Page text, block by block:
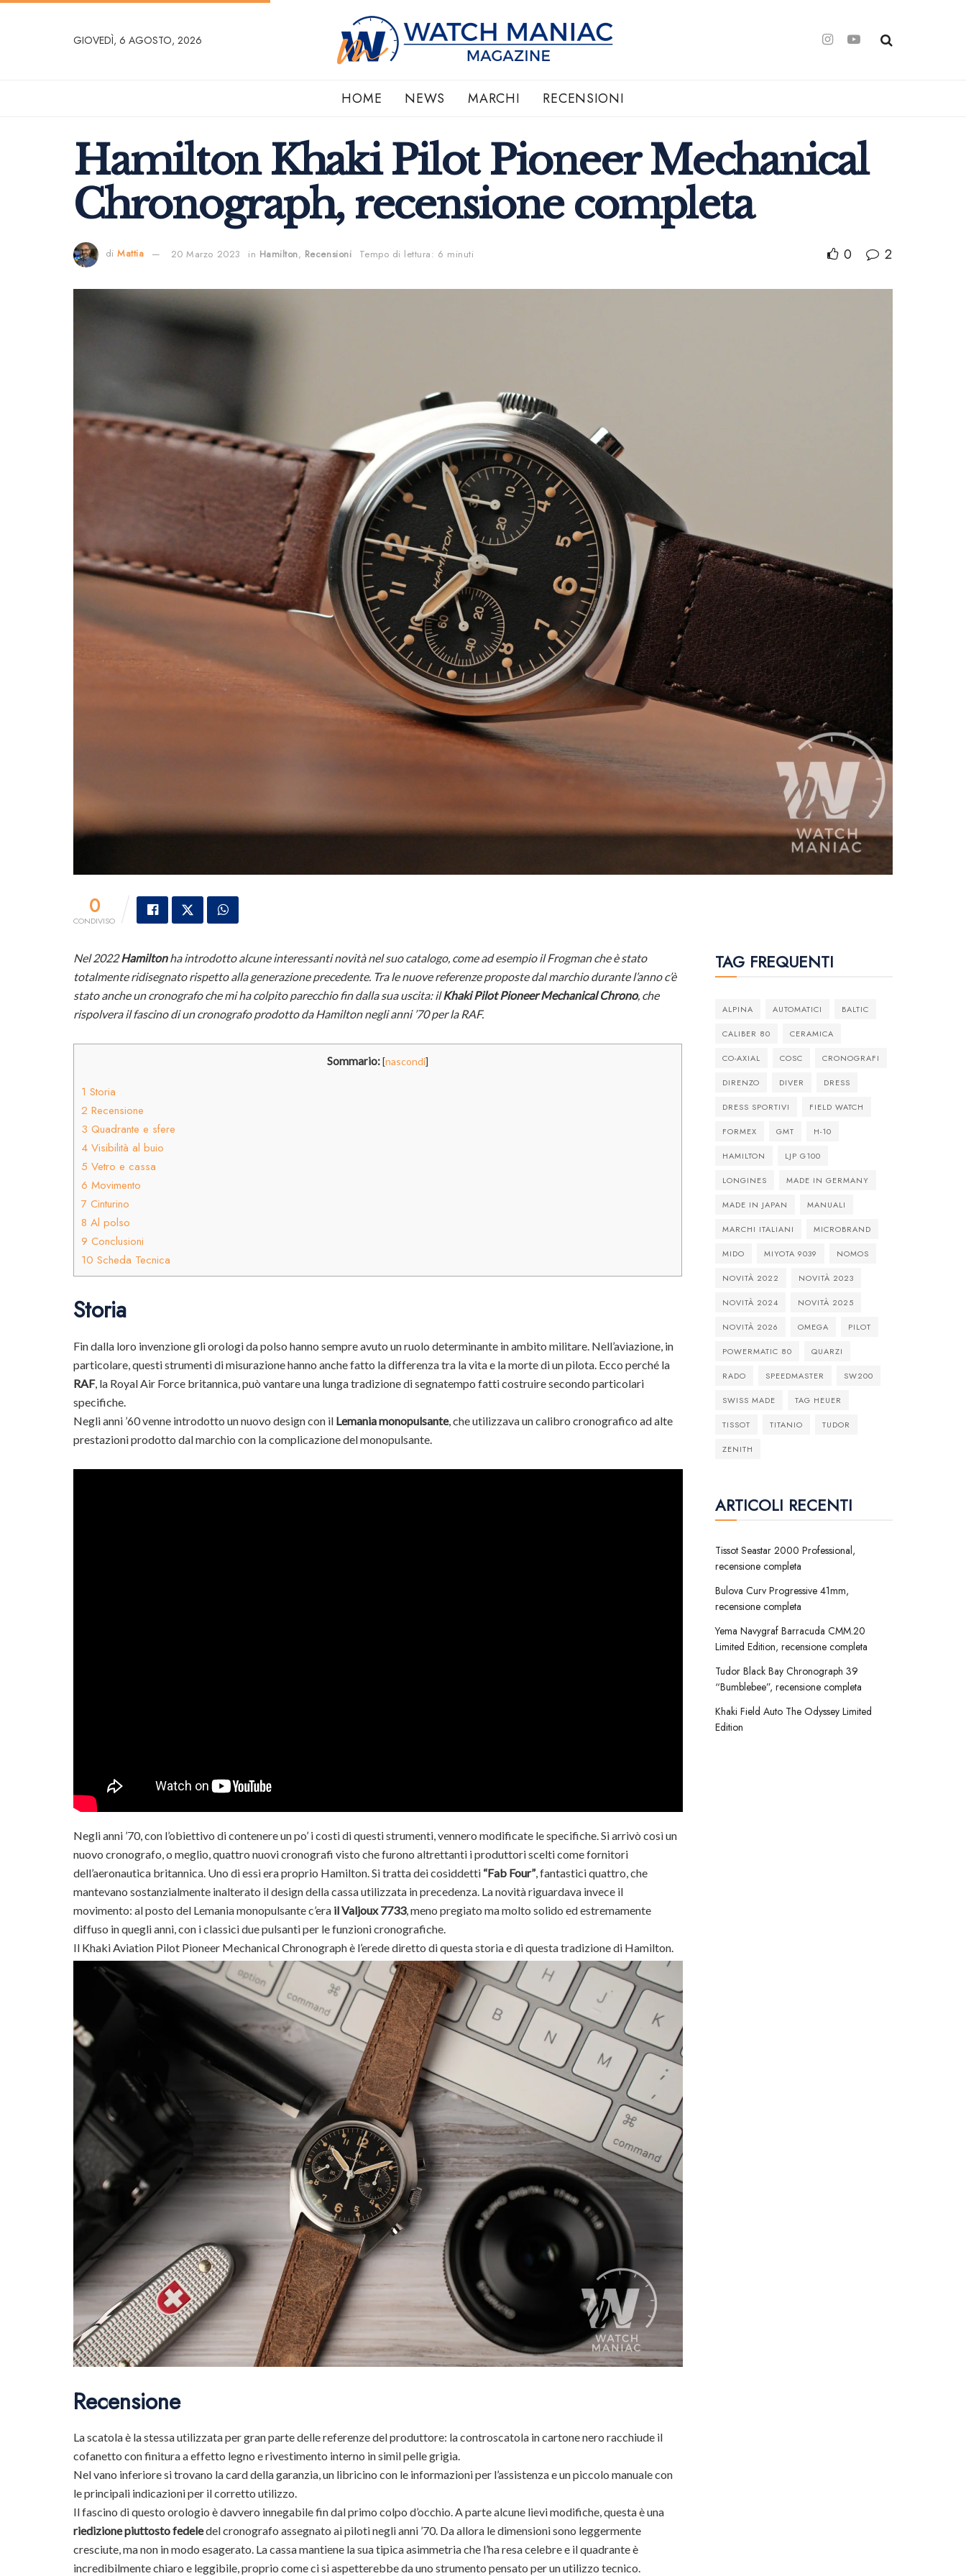
GIOVEDÌ, 6 AGOSTO, 2026
HOME NEWS MARCHI RECENSIONI
Hamilton Khaki Pilot Pioneer Mechanical
Chronograph, recensione completa
di Mattia 20 Marzo 2023 in Hamilton, Recensioni Tempo di lettura: 6 minuti 0 2
0
CONDIVISO
Nel 2022Hamiltonha introdotto alcune interessanti novità nel suo catalogo, come ad esempio il Frogman che è stato
totalmente ridisegnato rispetto alla generazione precedente. Tra le nuove referenze proposte dal marchio durante l’anno c’è
stato anche un cronografo che mi ha colpito parecchio fin dalla sua uscita: ilKhaki Pilot Pioneer Mechanical Chrono, che
rispolvera il fascino di un cronografo prodotto da Hamilton negli anni ’70 per la RAF.
Sommario:[nascondi]
1 Storia
2 Recensione
3 Quadrante e sfere
4 Visibilità al buio
5 Vetro e cassa
6 Movimento
7 Cinturino
8 Al polso
9 Conclusioni
10 Scheda Tecnica
Storia
Fin dalla loro invenzione gli orologi da polso hanno sempre avuto un ruolo determinante in ambito militare. Nell’aviazione, in
particolare, questi strumenti di misurazione hanno anche fatto la differenza tra la vita e la morte di un pilota. Ecco perché la
RAF, la Royal Air Force britannica, può vantare una lunga tradizione di segnatempo fatti costruire secondo particolari
specifiche.
Negli anni ’60 venne introdotto un nuovo design con il Lemania monopulsante, che utilizzava un calibro cronografico ad alte
prestazioni prodotto dal marchio con la complicazione del monopulsante.
Negli anni ’70, con l’obiettivo di contenere un po’ i costi di questi strumenti, vennero modificate le specifiche. Si arrivò così un
nuovo cronografo, o meglio, quattro nuovi cronografi visto che furono altrettanti i produttori scelti come fornitori
dell’aeronautica britannica. Uno di essi era proprio Hamilton. Si tratta dei cosiddetti “Fab Four”, fantastici quattro, che
mantevano sostanzialmente inalterato il design della cassa utilizzata in precedenza. La novità riguardava invece il
movimento: al posto del Lemania monopulsante c’era il Valjoux 7733, meno pregiato ma molto solido ed estremamente
diffuso in quegli anni, con i classici due pulsanti per le funzioni cronografiche.
Il Khaki Aviation Pilot Pioneer Mechanical Chronograph è l’erede diretto di questa storia e di questa tradizione di Hamilton.
Recensione
La scatola è la stessa utilizzata per gran parte delle referenze del produttore: la controscatola in cartone nero racchiude il
cofanetto con finitura a effetto legno e rivestimento interno in simil pelle grigia.
Nel vano inferiore si trovano la card della garanzia, un libricino con le informazioni per l’assistenza e un piccolo manuale con
le principali indicazioni per il corretto utilizzo.
Il fascino di questo orologio è davvero innegabile fin dal primo colpo d’occhio. A parte alcune lievi modifiche, questa è una
riedizione piuttosto fedeledel cronografo assegnato ai piloti negli anni ’70. Da allora le dimensioni sono leggermente
cresciute, ma non in modo esagerato. La cassa mantiene la sua tipica asimmetria che l’ha resa celebre e il quadrante è
incredibilmente chiaro e leggibile, proprio come ci si aspetterebbe da uno strumento pensato per un utilizzo tecnico.
TAG FREQUENTI
ALPINA AUTOMATICI BALTIC
CALIBER 80 CERAMICA
CO-AXIAL COSC CRONOGRAFI
DIRENZO DIVER DRESS
DRESS SPORTIVI FIELD WATCH
FORMEX GMT H-10
HAMILTON LJP G100
LONGINES MADE IN GERMANY
MADE IN JAPAN MANUALI
MARCHI ITALIANI MICROBRAND
MIDO MIYOTA 9039 NOMOS
NOVITÀ 2022 NOVITÀ 2023
NOVITÀ 2024 NOVITÀ 2025
NOVITÀ 2026 OMEGA PILOT
POWERMATIC 80 QUARZI
RADO SPEEDMASTER SW200
SWISS MADE TAG HEUER
TISSOT TITANIO TUDOR
ZENITH
ARTICOLI RECENTI
Tissot Seastar 2000 Professional,
recensione completa
Bulova Curv Progressive 41mm,
recensione completa
Yema Navygraf Barracuda CMM.20
Limited Edition, recensione completa
Tudor Black Bay Chronograph 39
“Bumblebee”, recensione completa
Khaki Field Auto The Odyssey Limited
Edition